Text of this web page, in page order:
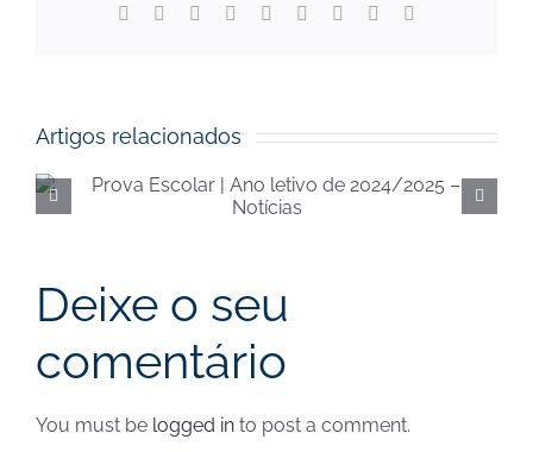
Facebook Reddit LinkedInWhatsApp
TumblrPinterest
Artigos relacionados
Execução orçamental da
Segurança Social de
Deixe o seu
comentário
You must be logged in to post a comment.